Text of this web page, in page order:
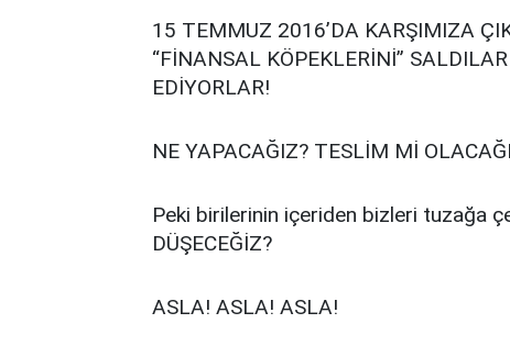
15 TEMMUZ 2016’DA KARŞIMIZA
“FİNANSAL KÖPEKLERİNİ”
EDİYORLAR!
NE YAPACAĞIZ? TESLİM Mİ
Peki birilerinin içeriden bizleri tuzağa
DÜŞECEĞİZ?
ASLA! ASLA! ASLA!